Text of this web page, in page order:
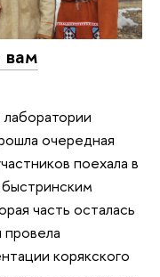
вам
очередная
поехала в
часть осталась
корякского